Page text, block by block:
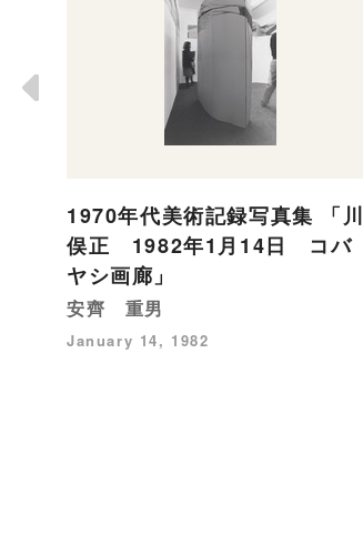
1970年代美術記録写真集 「川
俣正 1982年1月14日 コバ
ヤシ画廊」
安齊 重男
January 14, 1982